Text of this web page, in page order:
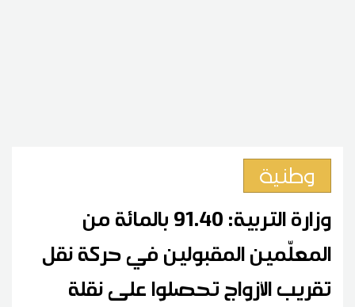
وطنية
وزارة التربية: 91.40 بالمائة من
المعلّمين المقبولين في حركة نقل
تقريب الأزواج تحصلوا على نقلة